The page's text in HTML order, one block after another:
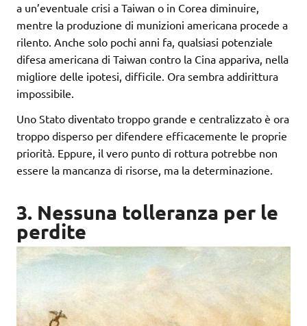
a un’eventuale crisi a Taiwan o in Corea diminuire,
mentre la produzione di munizioni americana procede a
rilento. Anche solo pochi anni fa, qualsiasi potenziale
difesa americana di Taiwan contro la Cina appariva, nella
migliore delle ipotesi, difficile. Ora sembra addirittura
impossibile.
Uno Stato diventato troppo grande e centralizzato è ora
troppo disperso per difendere efficacemente le proprie
priorità. Eppure, il vero punto di rottura potrebbe non
essere la mancanza di risorse, ma la determinazione.
3. Nessuna tolleranza per le
perdite